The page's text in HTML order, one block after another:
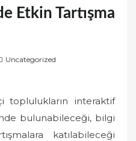
Etkin Tartışma
Uncategorized
toplulukların interaktif
bulunabileceği, bilgi
katılabileceği